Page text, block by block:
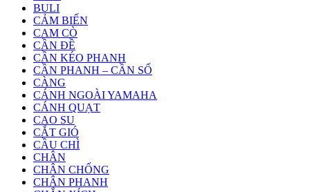
BULI
CẢM BIẾN
CAM CÒ
CẦN ĐỀ
CẦN KÉO PHANH
CẦN PHANH – CẦN SỐ
CÀNG
CÁNH NGOÀI YAMAHA
CÁNH QUẠT
CAO SU
CẮT GIÓ
CẦU CHÌ
CHÂN
CHÂN CHỐNG
CHÂN PHANH